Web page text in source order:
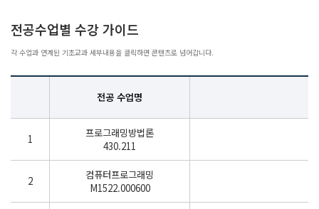
전공수업별 수강 가이드
각 수업과 연계된 기초교과 세부내용을 클릭하면 콘텐츠로 넘어갑니다.
전공 수업명
1
프로그래밍방법론
430.211
2
컴퓨터프로그래밍
M1522.000600